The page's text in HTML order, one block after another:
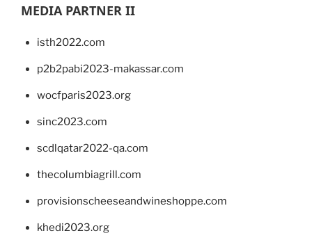
MEDIA PARTNER II
isth2022.com
p2b2pabi2023-makassar.com
wocfparis2023.org
sinc2023.com
scdlqatar2022-qa.com
thecolumbiagrill.com
provisionscheeseandwineshoppe.com
khedi2023.org